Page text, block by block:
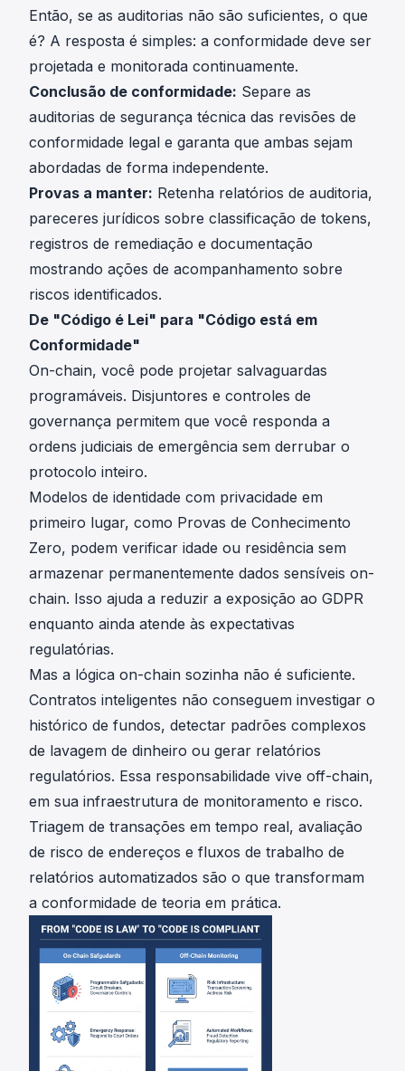
Então, se as auditorias não são suficientes, o que
é? A resposta é simples: a conformidade deve ser
projetada e monitorada continuamente.
Conclusão de conformidade: Separe as
auditorias de segurança técnica das revisões de
conformidade legal e garanta que ambas sejam
abordadas de forma independente.
Provas a manter: Retenha relatórios de auditoria,
pareceres jurídicos sobre classificação de tokens,
registros de remediação e documentação
mostrando ações de acompanhamento sobre
riscos identificados.
De "Código é Lei" para "Código está em
Conformidade"
On-chain, você pode projetar salvaguardas
programáveis. Disjuntores e controles de
governança permitem que você responda a
ordens judiciais de emergência sem derrubar o
protocolo inteiro.
Modelos de identidade com privacidade em
primeiro lugar, como Provas de Conhecimento
Zero, podem verificar idade ou residência sem
armazenar permanentemente dados sensíveis on-
chain. Isso ajuda a reduzir a exposição ao GDPR
enquanto ainda atende às expectativas
regulatórias.
Mas a lógica on-chain sozinha não é suficiente.
Contratos inteligentes não conseguem investigar o
histórico de fundos, detectar padrões complexos
de lavagem de dinheiro ou gerar relatórios
regulatórios. Essa responsabilidade vive off-chain,
em sua infraestrutura de monitoramento e risco.
Triagem de transações em tempo real, avaliação
de risco de endereços e fluxos de trabalho de
relatórios automatizados são o que transformam
a conformidade de teoria em prática.